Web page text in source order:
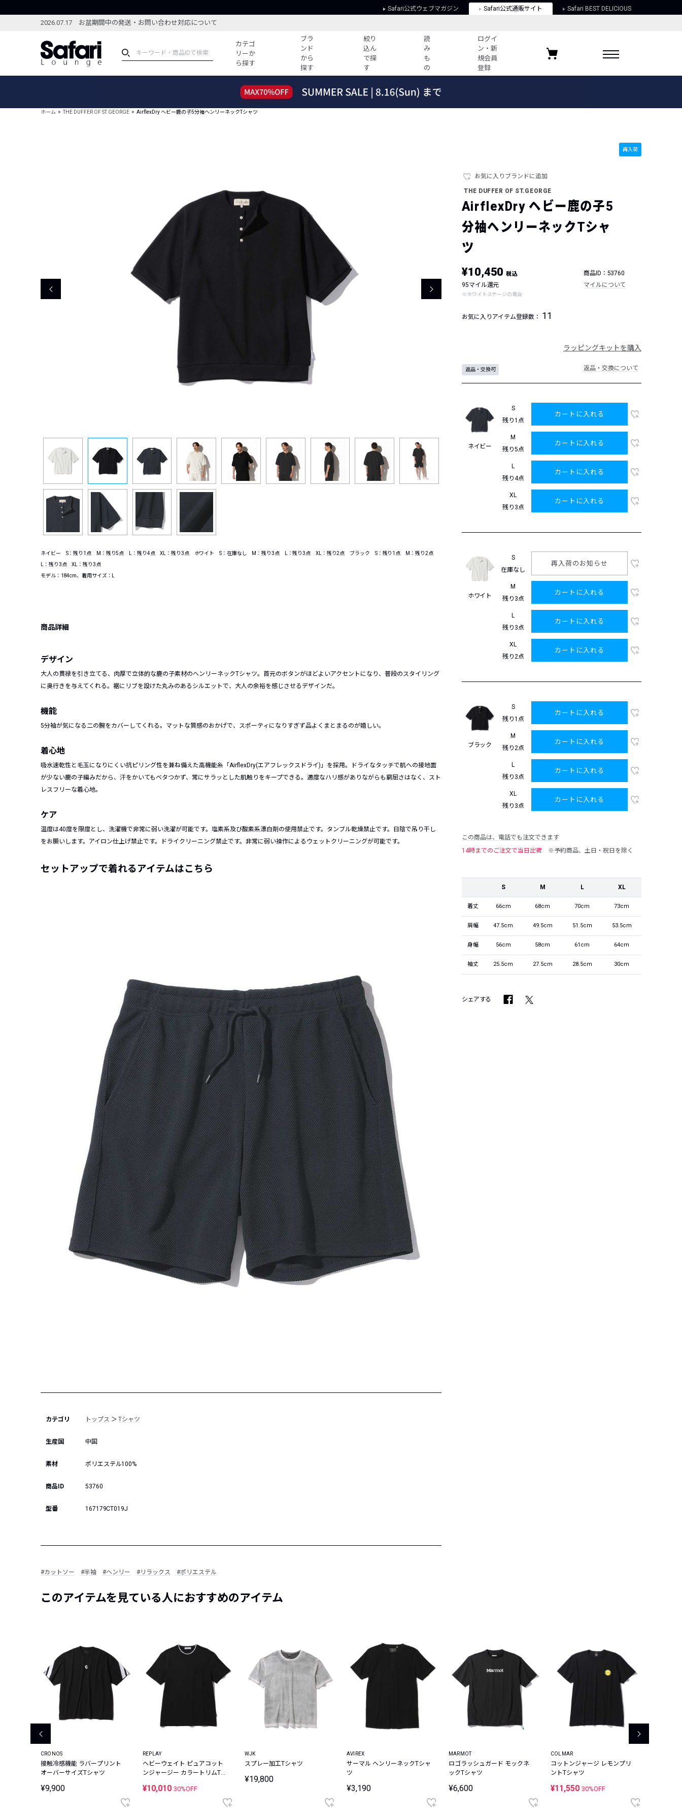
Safari公式ウェブマガジン Safari公式通販サイト Safari BEST DELICIOUS
2026.07.17 お盆期間中の発送・お問い合わせ対応について
カテゴ
リーか
ら探す
ブラ
ンド
から
探す
絞り
込ん
で探
す
読
み
も
の
ログイ
ン・新
規会員
登録
ブランドから探す
特集記事
すべての記事
今週の別注アイテム
ウィークリーコーデ
レコメンドアイテム
ピックアップアイテム
セールおすすめアイテム
人気アイテム TOP 15
特定商取引に関する法律
お気に入りブランド
ホーム THE DUFFER OF ST.GEORGE AirflexDry ヘビー鹿の子5分袖ヘンリーネックTシャツ
ネイビー S：残り1点 M：残り5点 L：残り4点 XL：残り3点 ホワイト S：在庫なし M：残り3点 L：残り3点 XL：残り2点 ブラック S：残り1点 M：残り2点
L：残り3点 XL：残り3点
モデル：184cm、着用サイズ：L
商品詳細
デザイン
大人の貫禄を引き立てる、肉厚で立体的な鹿の子素材のヘンリーネックTシャツ。首元のボタンがほどよいアクセントになり、普段のスタイリング
に奥行きを与えてくれる。裾にリブを設けた丸みのあるシルエットで、大人の余裕を感じさせるデザインだ。
機能
5分袖が気になる二の腕をカバーしてくれる。マットな質感のおかげで、スポーティになりすぎず品よくまとまるのが嬉しい。
着心地
吸水速乾性と毛玉になりにくい抗ピリング性を兼ね備えた高機能糸「AirflexDry(エアフレックスドライ)」を採用。ドライなタッチで肌への接地面
が少ない鹿の子編みだから、汗をかいてもベタつかず、常にサラッとした肌触りをキープできる。適度なハリ感がありながらも窮屈さはなく、スト
レスフリーな着心地。
ケア
温度は40度を限度とし、洗濯機で非常に弱い洗濯が可能です。塩素系及び酸素系漂白剤の使用禁止です。タンブル乾燥禁止です。日陰で吊り干し
をお願いします。アイロン仕上げ禁止です。ドライクリーニング禁止です。非常に弱い操作によるウェットクリーニングが可能です。
セットアップで着れるアイテムはこちら
カテゴリ トップス ＞Tシャツ
生産国 中国
素材 ポリエステル100%
商品ID 53760
型番 167179CT019J
#カットソー #半袖 #ヘンリー #リラックス #ポリエステル
再入荷
お気に入りブランドに追加
THE DUFFER OF ST.GEORGE
AirflexDry ヘビー鹿の子5
分袖ヘンリーネックTシャ
ツ
¥10,450税込
商品ID：53760
95マイル還元
※ホワイトステージの場合
マイルについて
お気に入りアイテム登録数： 11
ラッピングキットを購入
返品・交換可 返品・交換について
ネイビー
S
残り1点
カートに入れる
M
残り5点
カートに入れる
L
残り4点
カートに入れる
XL
残り3点
カートに入れる
ホワイト
S
在庫なし
再入荷のお知らせ
M
残り3点
カートに入れる
L
残り3点
カートに入れる
XL
残り2点
カートに入れる
ブラック
S
残り1点
カートに入れる
M
残り2点
カートに入れる
L
残り3点
カートに入れる
XL
残り3点
カートに入れる
この商品は、電話でも注文できます
14時までのご注文で当日出荷
※予約商品、土日・祝日を除く
S M L XL
着丈 66cm 68cm 70cm 73cm
肩幅 47.5cm 49.5cm 51.5cm 53.5cm
身幅 56cm 58cm 61cm 64cm
袖丈 25.5cm 27.5cm 28.5cm 30cm
シェアする
このアイテムを見ている人におすすめのアイテム
CRONOS
接触冷感機能 ラバープリント
オーバーサイズTシャツ
¥9,900
REPLAY
ヘビーウェイト ピュアコット
ンジャージー カラートリムTシ
¥10,010 30%OFF
WJK
スプレー加工Tシャツ
¥19,800
AVIREX
サーマル ヘンリーネックTシャ
ツ
¥3,190
MARMOT
ロゴラッシュガード モックネ
ックTシャツ
¥6,600
COLMAR
コットンジャージ レモンプリ
ントTシャツ
¥11,550 30%OFF